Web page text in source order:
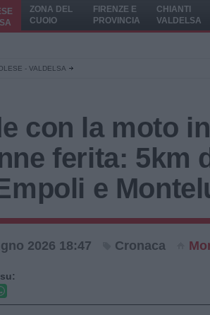
ZONA DEL
CUOIO
FIRENZE E
PROVINCIA
CHIANTI
VALDELSA
- VALDELSA
con la moto
ferita: 5km
e
2026 18:47 Cronaca